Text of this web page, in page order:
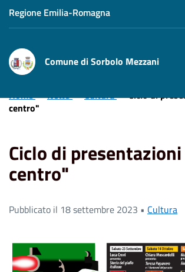
Regione Emilia-Romagna
Comune di Sorbolo Mezzani
Home News Cultura
Ciclo di
centro"
Ciclo di
centro"
Pubblicato il 18 settembre 2023 • Cultura